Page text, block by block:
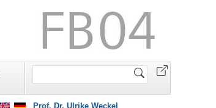
Website
Prof. Dr. Ulrike Weckel